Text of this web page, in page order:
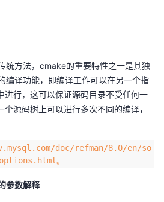
统方法，cmake的重要特性之一是其独
译功能，即编译工作可以在另一个指
进行，这可以保证源码目录不受任何一
源码树上可以进行多次不同的编译，
doc/refman/8.0/en/so
。
参数解释